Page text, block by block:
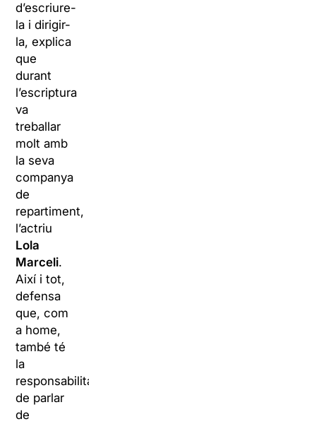
d’escriure-
la i dirigir-
la, explica
que
durant
l’escriptura
va
treballar
molt amb
la seva
companya
de
repartiment,
l’actriu
Lola
Marceli.
Així i tot,
defensa
que, com
a home,
també té
la
responsabilitat
de parlar
de